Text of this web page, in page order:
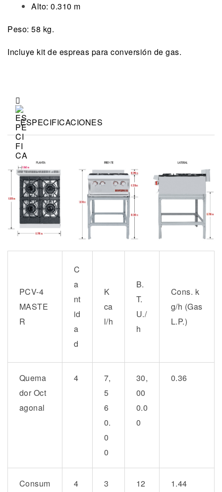
Alto: 0.310 m
Peso: 58 kg.
Incluye kit de espreas para conversión de gas.
ESPECIFICACIONES
PCV-4
MASTE
R
C
a
nt
id
a
d
K
ca
l/h
B.
T.
U./
h
Cons. k
g/h (Gas
L.P.)
Quema
dor Oct
agonal
4
7,
5
6
0.
0
0
30,
00
0.0
0
0.36
Consum
4
3
12
1.44